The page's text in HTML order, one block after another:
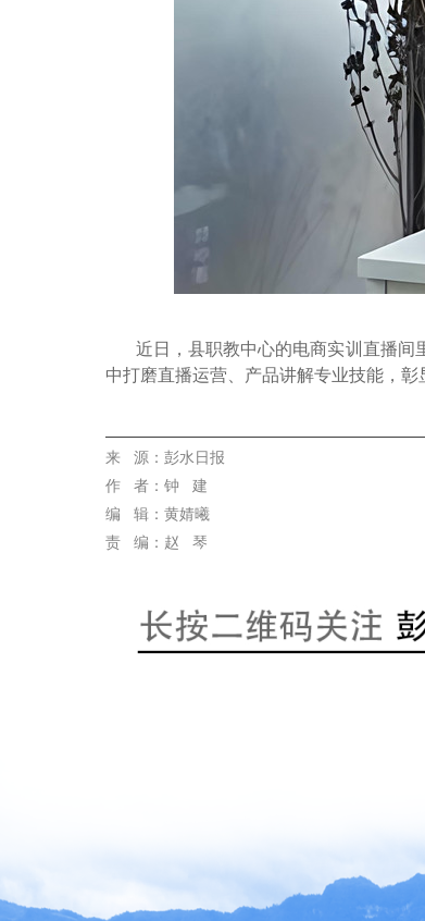
近日，县职教中心的电商实训直播间
中打磨直播运营、产品讲解专业技能，
代佳兴
来 源 ：彭水日报
作 者：钟 建
编 辑：黄婧曦
责 编：赵 琴